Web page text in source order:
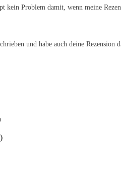
kein Problem damit, wenn meine
und habe auch deine